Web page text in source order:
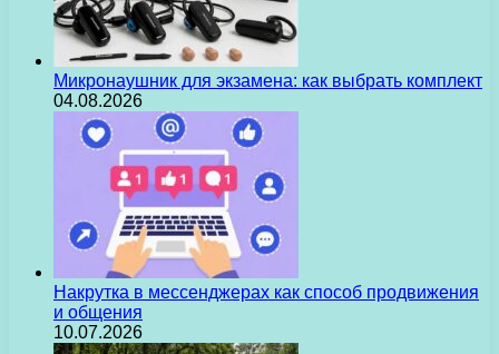
Микронаушник для экзамена: как выбрать комплект
04.08.2026
Накрутка в мессенджерах как способ продвижения
и общения
10.07.2026